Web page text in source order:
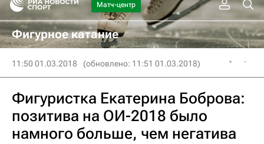
Матч-центр
Фигурное катание
11:50 01.03.2018 (обновлено: 11:51 01.03.2018)
Фигуристка Екатерина Боброва:
позитива на ОИ-2018 было
намного больше, чем негатива